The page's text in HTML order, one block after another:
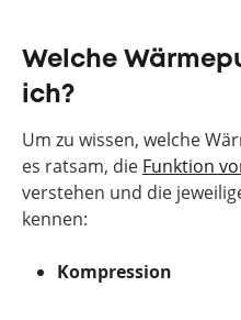
Welche
ich?
Um zu wissen, welche
es ratsam, die Funktion
verstehen und die
kennen:
Kompression